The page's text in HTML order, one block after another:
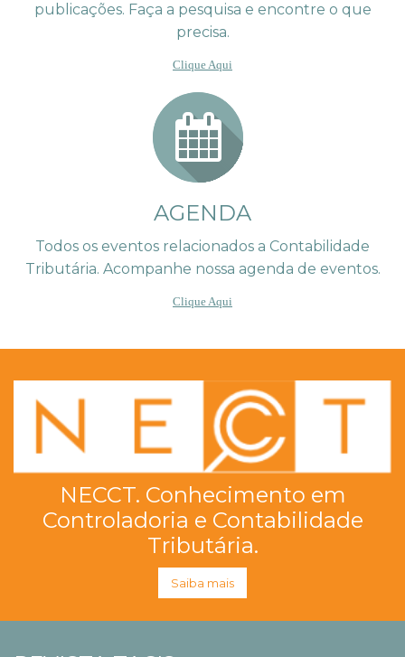
publicações. Faça a pesquisa e encontre o que
precisa.
Clique Aqui
AGENDA
Todos os eventos relacionados a Contabilidade
Tributária. Acompanhe nossa agenda de eventos.
Clique Aqui
NECCT. Conhecimento em
Controladoria e Contabilidade
Tributária.
Saiba mais